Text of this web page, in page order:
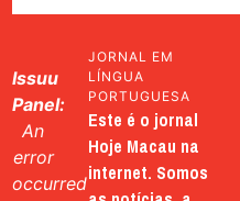
Issuu
Panel:
An
error
occurred
JORNAL EM
LÍNGUA
PORTUGUESA
Este é o jornal
Hoje Macau na
internet. Somos